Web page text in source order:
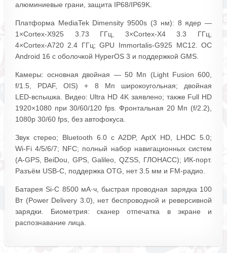
алюминиевые грани, защита IP68/IP69K.
Платформа MediaTek Dimensity 9500s (3 нм): 8 ядер —
1×Cortex‑X925 3.73 ГГц, 3×Cortex‑X4 3.3 ГГц,
4×Cortex‑A720 2.4 ГГц; GPU Immortalis‑G925 MC12. ОС
Android 16 с оболочкой HyperOS 3 и поддержкой GMS.
Камеры: основная двойная — 50 Мп (Light Fusion 600,
f/1.5, PDAF, OIS) + 8 Мп широкоугольная; двойная
LED‑вспышка. Видео: Ultra HD 4K заявлено; также Full HD
1920×1080 при 30/60/120 fps. Фронтальная 20 Мп (f/2.2),
1080p 30/60 fps, без автофокуса.
Звук стерео; Bluetooth 6.0 с A2DP, AptX HD, LHDC 5.0;
Wi‑Fi 4/5/6/7; NFC; полный набор навигационных систем
(A‑GPS, BeiDou, GPS, Galileo, QZSS, ГЛОНАСС); ИК‑порт.
Разъём USB‑C, поддержка OTG, нет 3.5 мм и FM‑радио.
Батарея Si‑C 8500 мА·ч, быстрая проводная зарядка 100
Вт (Power Delivery 3.0), нет беспроводной и реверсивной
зарядки. Биометрия: сканер отпечатка в экране и
распознавание лица.